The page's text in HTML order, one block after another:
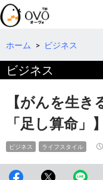
検
索
コ
テ
へ
ホーム > ビジネス
ビジネス
【がんを生
「足し算命」
ビジネス ライフスタイル